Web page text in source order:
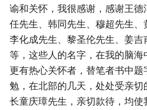
谕和关怀，我很感谢，感谢王
任先生、韩同先生、穆超先生、
李化成先生、黎圣伦先生、姜吉
等，这些人的名字，在我的脑
更有热心关怀者，替笔者书中
勉，在北部的几天，处处受亲
长童庆璋先生，亲切款待，均使